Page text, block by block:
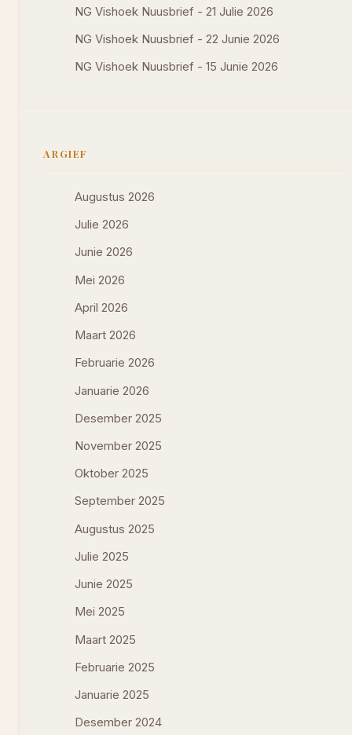
NG Vishoek Nuusbrief - 21 Julie 2026
NG Vishoek Nuusbrief - 22 Junie 2026
NG Vishoek Nuusbrief - 15 Junie 2026
ARGIEF
Augustus 2026
Julie 2026
Junie 2026
Mei 2026
April 2026
Maart 2026
Februarie 2026
Januarie 2026
Desember 2025
November 2025
Oktober 2025
September 2025
Augustus 2025
Julie 2025
Junie 2025
Mei 2025
Maart 2025
Februarie 2025
Januarie 2025
Desember 2024